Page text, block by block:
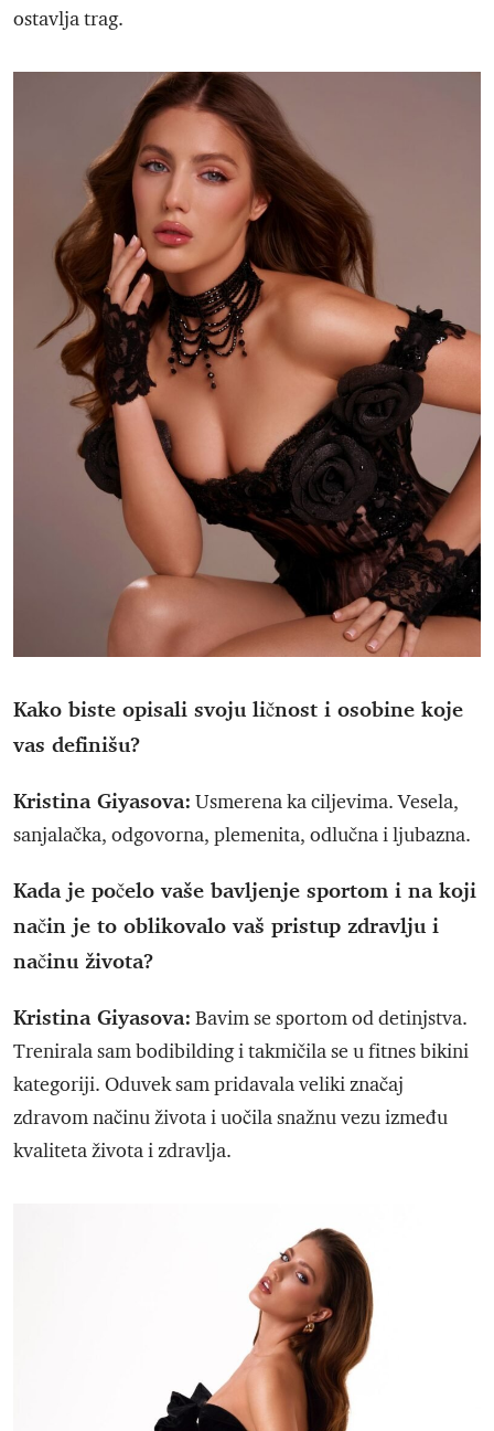
ostavlja trag.
Kako biste opisali svoju ličnost i osobine koje
vas definišu?
Kristina Giyasova: Usmerena ka ciljevima. Vesela,
sanjalačka, odgovorna, plemenita, odlučna i ljubazna.
Kada je počelo vaše bavljenje sportom i na koji
način je to oblikovalo vaš pristup zdravlju i
načinu života?
Kristina Giyasova: Bavim se sportom od detinjstva.
Trenirala sam bodibilding i takmičila se u fitnes bikini
kategoriji. Oduvek sam pridavala veliki značaj
zdravom načinu života i uočila snažnu vezu između
kvaliteta života i zdravlja.